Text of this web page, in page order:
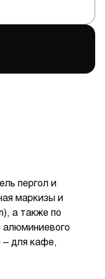
пергол и
маркизы и
а также по
алюминиевого
– для кафе,